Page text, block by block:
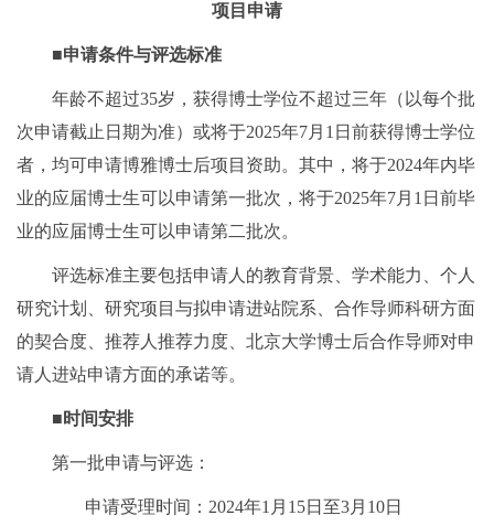
项目申请
■申请条件与评选标准
年龄不超过35岁，获得博士学位不超过三年（以每个批
次申请截止日期为准）或将于2025年7月1日前获得博士学位
者，均可申请博雅博士后项目资助。其中，将于2024年内毕
业的应届博士生可以申请第一批次，将于2025年7月1日前毕
业的应届博士生可以申请第二批次。
评选标准主要包括申请人的教育背景、学术能力、个人
研究计划、研究项目与拟申请进站院系、合作导师科研方面
的契合度、推荐人推荐力度、北京大学博士后合作导师对申
请人进站申请方面的承诺等。
■ 时间安排
第一批申请与评选：
申请受理时间：2024年1月15日至3月10日